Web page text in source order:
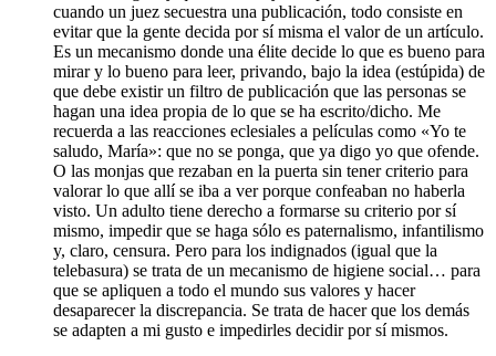
cuando un juez secuestra una publicación, todo consiste en
evitar que la gente decida por sí misma el valor de un artículo.
Es un mecanismo donde una élite decide lo que es bueno para
mirar y lo bueno para leer, privando, bajo la idea (estúpida) de
que debe existir un filtro de publicación que las personas se
hagan una idea propia de lo que se ha escrito/dicho. Me
recuerda a las reacciones eclesiales a películas como «Yo te
saludo, María»: que no se ponga, que ya digo yo que ofende.
O las monjas que rezaban en la puerta sin tener criterio para
valorar lo que allí se iba a ver porque confeaban no haberla
visto. Un adulto tiene derecho a formarse su criterio por sí
mismo, impedir que se haga sólo es paternalismo, infantilismo
y, claro, censura. Pero para los indignados (igual que la
telebasura) se trata de un mecanismo de higiene social… para
que se apliquen a todo el mundo sus valores y hacer
desaparecer la discrepancia. Se trata de hacer que los demás
se adapten a mi gusto e impedirles decidir por sí mismos.